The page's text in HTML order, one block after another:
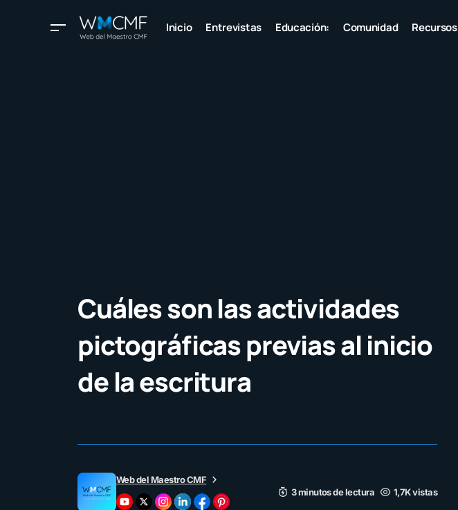
Inicio Entrevistas Educación: Comunidad Recursos
Cuáles son las actividades
pictográficas previas al inicio
de la escritura
Web del Maestro CMF
3 minutos de lectura
1,7K vistas